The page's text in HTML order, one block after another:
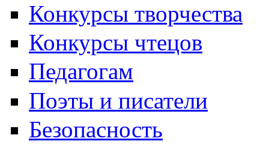
Конкурсы творчества
Конкурсы чтецов
Педагогам
Поэты и писатели
Безопасность